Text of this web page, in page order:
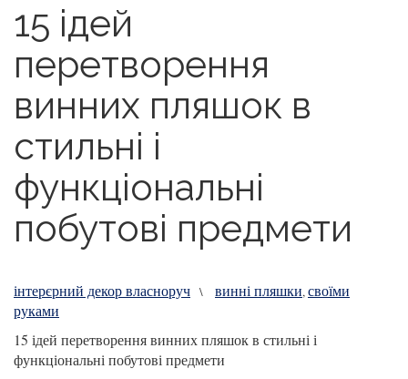
15 ідей
перетворення
винних пляшок в
стильні і
функціональні
побутові предмети
інтерєрний декор власноруч \ винні пляшки,своїми
руками
15 ідей перетворення винних пляшок в стильні і
функціональні побутові предмети